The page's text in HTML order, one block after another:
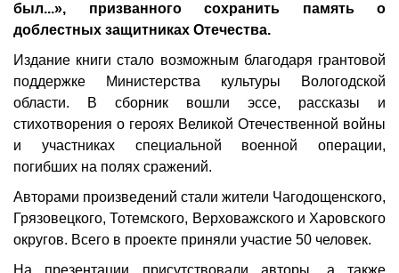
был...», призванного сохранить память о
доблестных защитниках Отечества.
Издание книги стало возможным благодаря грантовой
поддержке Министерства культуры Вологодской
области. В сборник вошли эссе, рассказы и
стихотворения о героях Великой Отечественной войны
и участниках специальной военной операции,
погибших на полях сражений.
Авторами произведений стали жители Чагодощенского,
Грязовецкого, Тотемского, Верховажского и Харовского
округов. Всего в проекте приняли участие 50 человек.
На презентации присутствовали авторы, а также